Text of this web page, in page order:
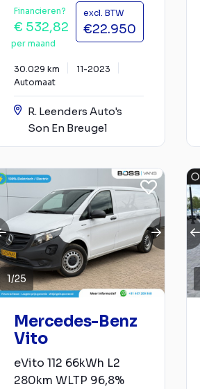
Financieren?
€ 532,82
per maand
excl. BTW
€22.950
30.029 km
11-2023
Automaat
R. Leenders Auto's
Son En Breugel
1/25
Mercedes-Benz
Vito
eVito 112 66kWh L2
280km WLTP 96,8%